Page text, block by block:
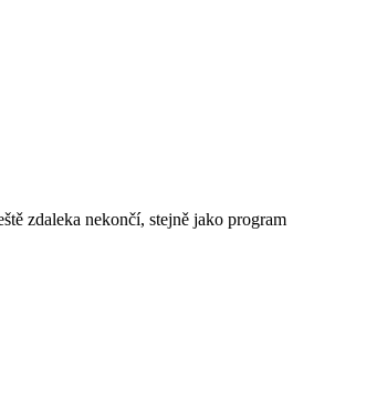
zdaleka nekončí, stejně jako program